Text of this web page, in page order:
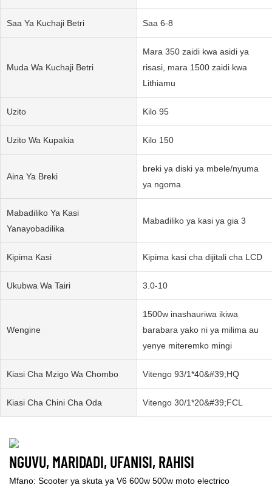
Saa Ya Kuchaji Betri Saa 6-8
Muda Wa Kuchaji Betri
Mara 350 zaidi kwa asidi ya
risasi, mara 1500 zaidi kwa
Lithiamu
Uzito Kilo 95
Uzito Wa Kupakia Kilo 150
Aina Ya Breki
breki ya diski ya mbele/nyuma
ya ngoma
Mabadiliko Ya Kasi
Yanayobadilika
Mabadiliko ya kasi ya gia 3
Kipima Kasi Kipima kasi cha dijitali cha LCD
Ukubwa Wa Tairi 3.0-10
Wengine
1500w inashauriwa ikiwa
barabara yako ni ya milima au
yenye miteremko mingi
Kiasi Cha Mzigo Wa Chombo Vitengo 93/1*40&#39;HQ
Kiasi Cha Chini Cha Oda Vitengo 30/1*20&#39;FCL
NGUVU, MARIDADI, UFANISI, RAHISI
Mfano: Scooter ya skuta ya V6 600w 500w moto electrico